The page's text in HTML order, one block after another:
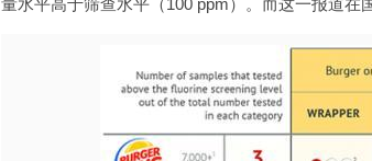
量水平高于筛查水平（100 ppm）。而这一报道在